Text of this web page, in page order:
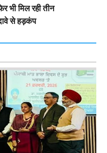
भी मिल रही तीन
से हड़कंप